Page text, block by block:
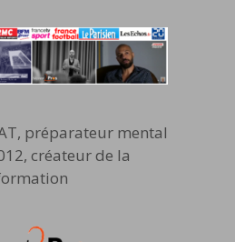
préparateur mental
créateur de la